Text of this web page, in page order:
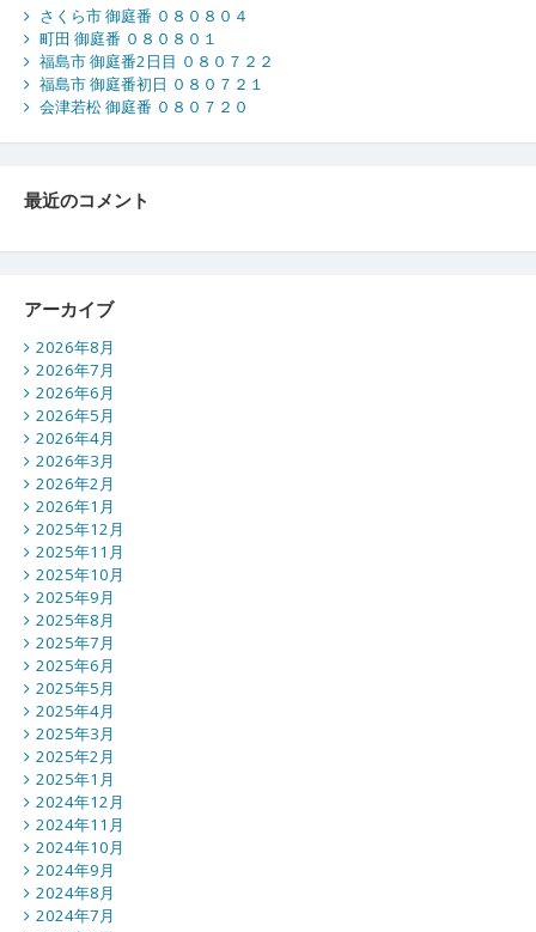
さくら市 御庭番 ０８０８０４
町田 御庭番 ０８０８０１
福島市 御庭番2日目 ０８０７２２
福島市 御庭番初日 ０８０７２１
会津若松 御庭番 ０８０７２０
最近のコメント
アーカイブ
2026年8月
2026年7月
2026年6月
2026年5月
2026年4月
2026年3月
2026年2月
2026年1月
2025年12月
2025年11月
2025年10月
2025年9月
2025年8月
2025年7月
2025年6月
2025年5月
2025年4月
2025年3月
2025年2月
2025年1月
2024年12月
2024年11月
2024年10月
2024年9月
2024年8月
2024年7月